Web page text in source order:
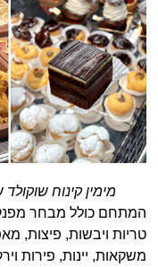
מימין קינוח
המתחם כולל מבחר
טריות ויבשות, פיצות,
משקאות, יינות, פירות